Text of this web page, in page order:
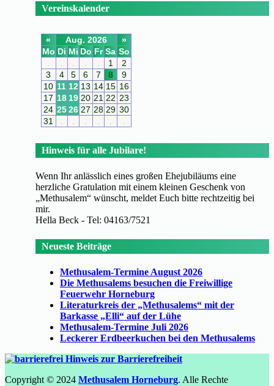
Vereinskalender
« Aug. 2026
»
Mo Di Mi Do Fr Sa So
1
2
3
4 5 6 7 8
9
10 11 12 13 14 15 16
17 18 19 20 21 22 23
24 2526 27 28 29 30
31
Hinweis für alle Jubilare!
Wenn Ihr anlässlich eines großen Ehejubiläums eine
herzliche Gratulation mit einem kleinen Geschenk von
„Methusalem“ wünscht, meldet Euch bitte rechtzeitig bei
mir.
Hella Beck - Tel: 04163/7521
Neueste Beiträge
Methusalem-Termine August 2026
Die Methusalems besuchen die Freiwillige
Feuerwehr Horneburg
Literaturkreis der „Methusalems“ mit der
Barkasse „Elli“ auf der Lühe
Methusalem-Termine Juli 2026
Leckerer Erdbeerkuchen bei den Methusalems
Hinweis zur Barrierefreiheit
Copyright © 2024 Methusalem Horneburg. Alle Rechte